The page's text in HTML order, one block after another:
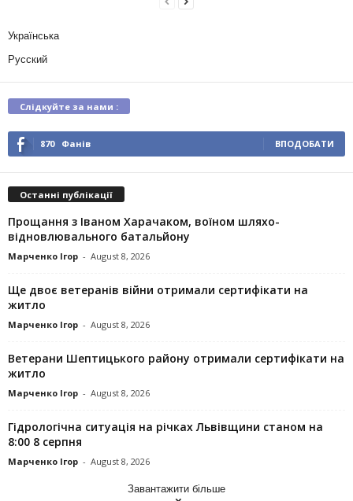
Українська
Русский
Слідкуйте за нами :
870 Фанів ВПОДОБАТИ
Останні публікації
Прощання з Іваном Харачаком, воїном шляхо-
відновлювального батальйону
Марченко Ігор - August 8, 2026
Ще двоє ветеранів війни отримали сертифікати на
житло
Марченко Ігор - August 8, 2026
Ветерани Шептицького району отримали сертифікати на
житло
Марченко Ігор - August 8, 2026
Гідрологічна ситуація на річках Львівщини станом на
8:00 8 серпня
Марченко Ігор - August 8, 2026
Завантажити більше